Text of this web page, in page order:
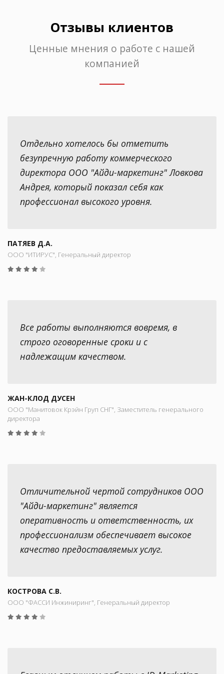
Отзывы клиентов
Ценные мнения о работе с нашей
компанией
Отдельно хотелось бы отметить
безупречную работу коммерческого
директора ООО "Айди-маркетинг" Ловкова
Андрея, который показал себя как
профессионал высокого уровня.
ПАТЯЕВ Д.А.
ООО "ИТИРУС", Генеральный директор
Все работы выполняются вовремя, в
строго оговоренные сроки и с
надлежащим качеством.
ЖАН-КЛОД ДУСЕН
ООО "Манитовок Крэйн Груп СНГ", Заместитель генерального
директора
Отличительной чертой сотрудников ООО
"Айди-маркетинг" является
оперативность и ответственность, их
профессионализм обеспечивает высокое
качество предоставляемых услуг.
КОСТРОВА С.В.
ООО "ФАССИ Инжиниринг", Генеральный директор